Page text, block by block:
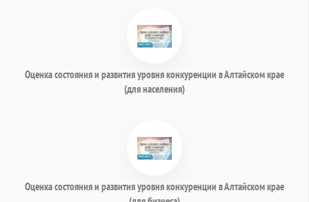
Оценка состояния и развития уровня конкуренции в Алтайском крае
(для населения)
Оценка состояния и развития уровня конкуренции в Алтайском крае